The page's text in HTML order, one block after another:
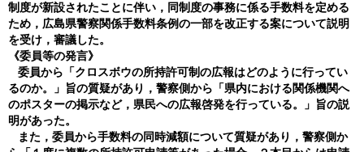
制度が新設されたことに伴い，同制度の事務に係る手数料を定める
ため，広島県警察関係手数料条例の一部を改正する案について説明
を受け，審議した。
《委員等の発言》
委員から「クロスボウの所持許可制の広報はどのように行ってい
るのか。」旨の質疑があり，警察側から「県内における関係機関へ
のポスターの掲示など，県民への広報啓発を行っている。」旨の説
明があった。
また，委員から手数料の同時減額について質疑があり，警察側か